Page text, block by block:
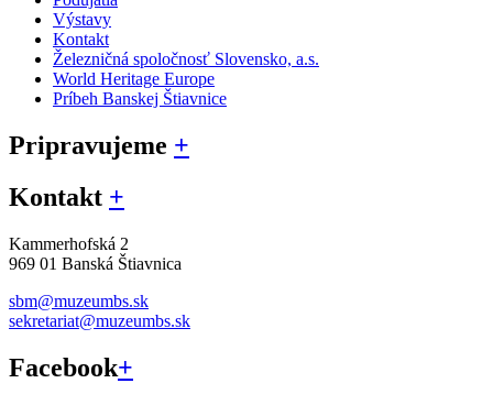
Výstavy
Kontakt
Železničná spoločnosť Slovensko, a.s.
World Heritage Europe
Príbeh Banskej Štiavnice
Pripravujeme +
Kontakt +
Kammerhofská 2
969 01 Banská Štiavnica
sbm@muzeumbs.sk
sekretariat@muzeumbs.sk
Facebook+